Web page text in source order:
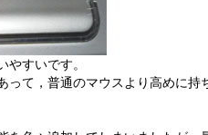
すいです。
って，普通のマウスより高めに持